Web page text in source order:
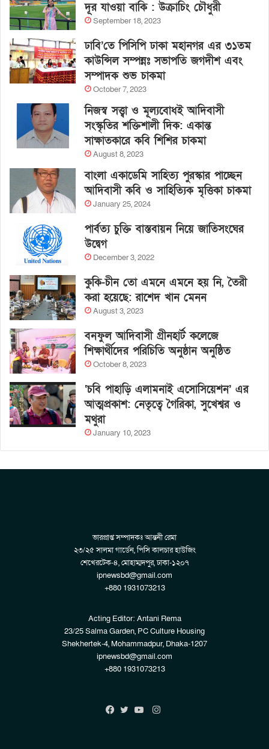
দূর যাওয়া বাকি : উক্রাচিং চৌধুরী
September 18, 2023
ঢাবি’তে পিসিপি ঢাকা মহানগর এর ৩১তম
কাউন্সিল সম্পন্নঃ সভাপতি জগদীশ এবং
সম্পাদক শুভ চাকমা
October 7, 2023
নিজস্ব সত্ত্বা ও মূল্যবোধই আদিবাসী
সংস্কৃতির শক্তিশালী দিক: একান্ত
সাক্ষাতকারে কবি শিশির চাকমা
August 8, 2023
বাংলা একাডেমি সাহিত্য পুরস্কার পাচ্ছেন
আদিবাসী কবি ও সাহিত্যিক মৃত্তিকা চাকমা
January 25, 2024
পার্বত্য চুক্তি বাস্তবায়ন নিয়ে জাতিসংঘের
উদ্বেগ
December 3, 2022
কুকি-চীন তো এমনে এমনে হয় নি, তৈরী
করা হয়েছে: রাশেদ খান মেনন
August 3, 2023
বনফুল আদিবাসী গ্রীনহার্ট কলেজে
শিক্ষার্থীদের পরিচিতি অনুষ্ঠান অনুষ্ঠিত
October 8, 2023
‘চবি পাহাড়ি এলামনাই এসোসিয়েশন’ এর
আত্মপ্রকাশ: নেতৃত্বে গৈরিকা, সুখেশ্বর ও
মথুরা
January 10, 2023
ভারপ্রাপ্ত সম্পাদকঃ আন্তনী রেমা
২৩/২৫ সালমা গার্ডেন, পিসি কালচার হাউজিং
শেখেরটেক-৪, মোহাম্মদপুর, ঢাকা-১২০৭
ipnewsbd@gmail.com
+880 1931073213
Acting Editor: Antani Rema
23/25 Salma Garden, PC Culture Housing
Shekhertek-4, Mohammadpur, Dhaka-1207
ipnewsbd@gmail.com
+880 1931073213
Instagram